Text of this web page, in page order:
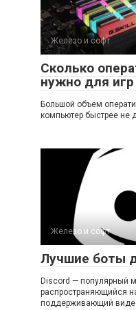
Железо и софт
Сколько
нужно для игр
Большой объем
компьютер быстрее не
Железо и софт
Лучшие боты
Discord — популярный
распространяющийся
поддерживающий